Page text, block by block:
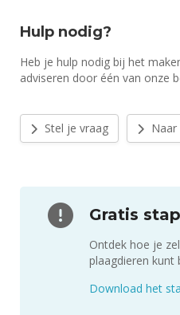
Hulp nodig?
Heb je hulp nodig bij het
adviseren door één van onze
Stel je vraag Naar
Gratis
Ontdek hoe je
plaagdieren kunt
Download het